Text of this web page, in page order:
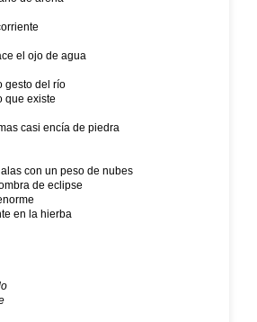
el ojo de agua
gesto del río
que existe
casi encía de piedra
con un peso de nubes
de eclipse
en la hierba